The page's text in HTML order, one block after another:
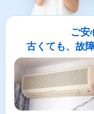
ご安
古くても、故